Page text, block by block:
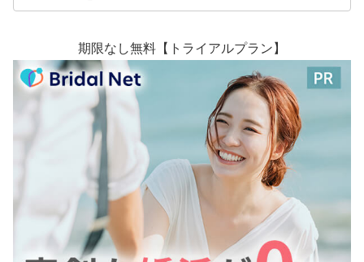
期限なし無料【トライアルプラン】